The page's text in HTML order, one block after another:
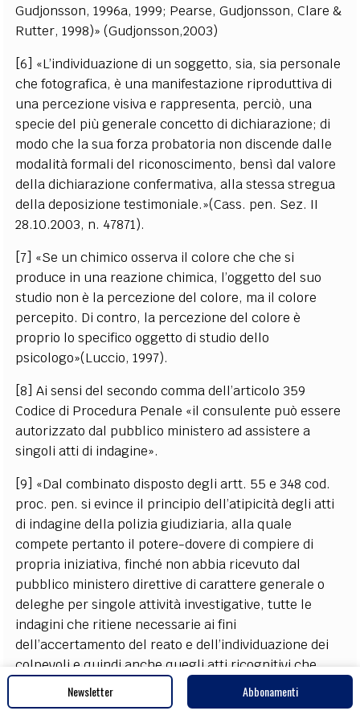
Gudjonsson, 1996a, 1999; Pearse, Gudjonsson, Clare &
Rutter, 1998)» (Gudjonsson,2003)
[6] «L’individuazione di un soggetto, sia, sia personale
che fotografica, è una manifestazione riproduttiva di
una percezione visiva e rappresenta, perciò, una
specie del più generale concetto di dichiarazione; di
modo che la sua forza probatoria non discende dalle
modalità formali del riconoscimento, bensì dal valore
della dichiarazione confermativa, alla stessa stregua
della deposizione testimoniale.»(Cass. pen. Sez. II
28.10.2003, n. 47871).
[7] «Se un chimico osserva il colore che che si
produce in una reazione chimica, l’oggetto del suo
studio non è la percezione del colore, ma il colore
percepito. Di contro, la percezione del colore è
proprio lo specifico oggetto di studio dello
psicologo»(Luccio, 1997).
[8] Ai sensi del secondo comma dell’articolo 359
Codice di Procedura Penale «il consulente può essere
autorizzato dal pubblico ministero ad assistere a
singoli atti di indagine».
[9] «Dal combinato disposto degli artt. 55 e 348 cod.
proc. pen. si evince il principio dell’atipicità degli atti
di indagine della polizia giudiziaria, alla quale
compete pertanto il potere-dovere di compiere di
propria iniziativa, finché non abbia ricevuto dal
pubblico ministero direttive di carattere generale o
deleghe per singole attività investigative, tutte le
indagini che ritiene necessarie ai fini
dell’accertamento del reato e dell’individuazione dei
colpevoli e quindi anche quegli atti ricognitivi che
quest’ultima finalità sono diretti a conseguire, quali
l’individuazione di persone o di cose, ancorché non
Newsletter Abbonamenti